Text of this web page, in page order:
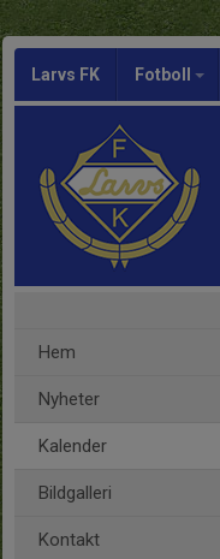
Larvs FK Fotboll
Hem
Nyheter
Kalender
Bildgalleri
Kontakt